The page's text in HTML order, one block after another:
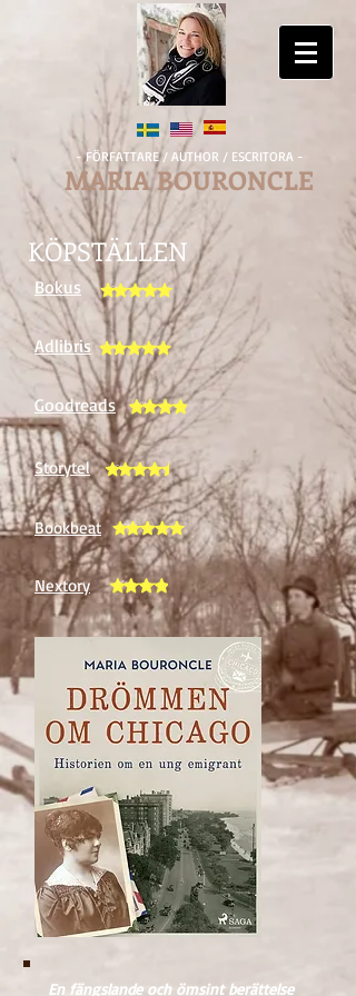
- FÖRFATTARE / AUTHOR / ESCRITORA -
MARIA BOURONCLE
KÖPSTÄLLEN
Bokus
Adlibris
Goodreads
Storytel
Bookbeat
Nextory
En fängslande och ömsint berättelse